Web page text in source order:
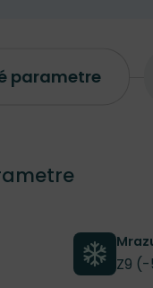
parametre
Z9